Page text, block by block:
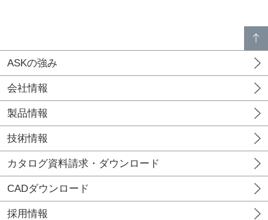
pagetop
ASKの強み
会社情報
製品情報
技術情報
カタログ資料請求・ダウンロード
CADダウンロード
採用情報